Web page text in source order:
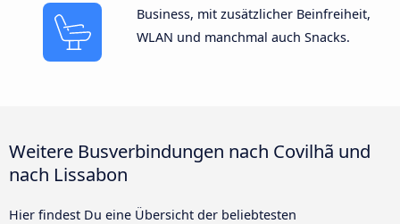
Business, mit zusätzlicher Beinfreiheit,
WLAN und manchmal auch Snacks.
Weitere Busverbindungen nach Covilhã und
nach Lissabon
Hier findest Du eine Übersicht der beliebtesten